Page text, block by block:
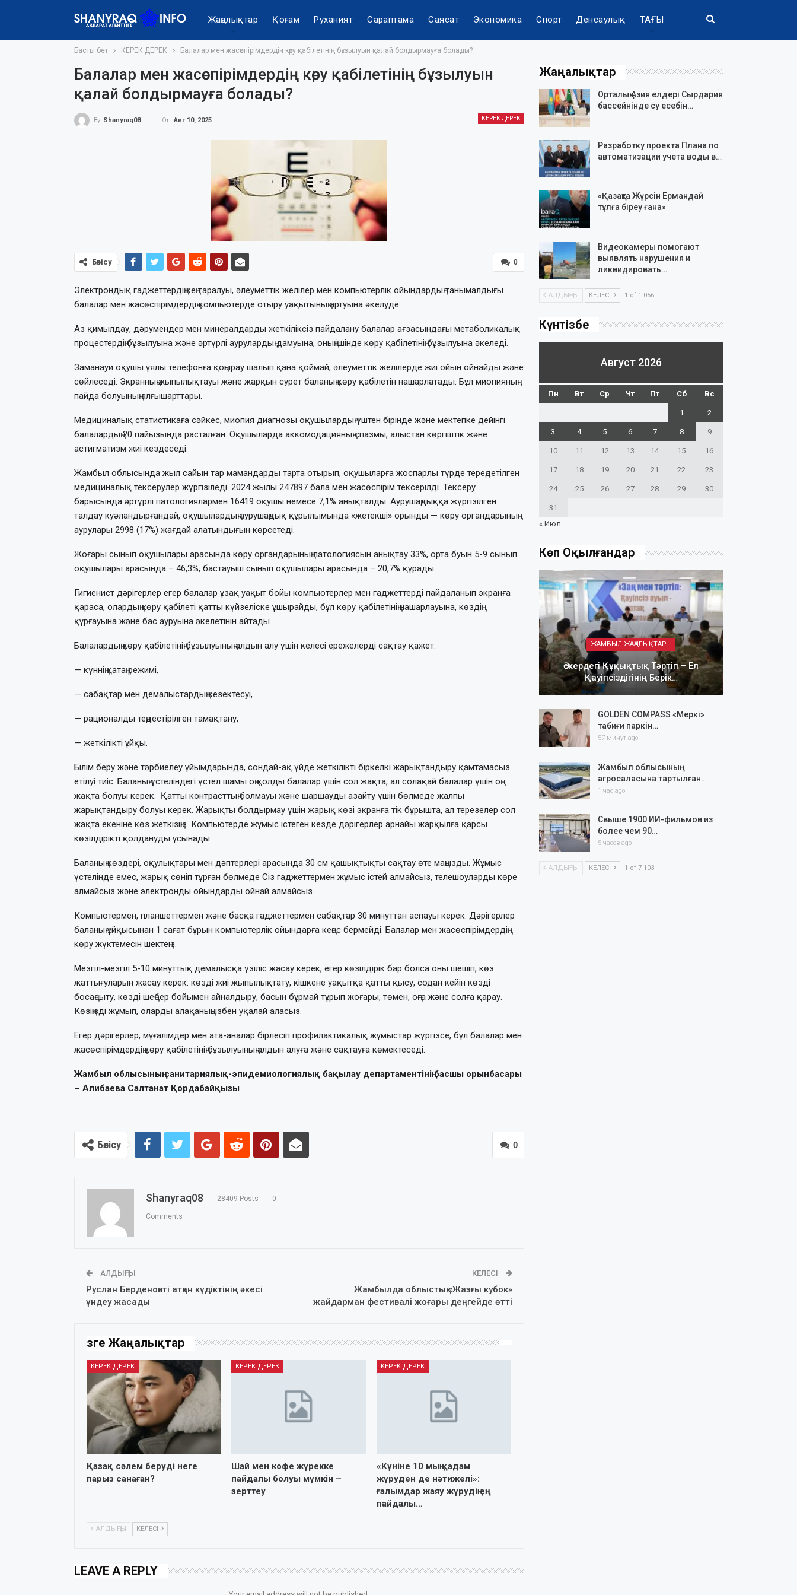
Жаңалықтар Қоғам Руханият Сараптама Саясат Экономика Спорт Денсаулық ТАҒЫ
Басты бет КЕРЕК ДЕРЕК Балалар мен жасөспірімдердің көру қабілетінің бұзылуын қалай болдырмауға болады?
Балалар мен жасөспірімдердің көру қабілетінің бұзылуын
қалай болдырмауға болады?
КЕРЕК ДЕРЕК
By Shanyraq08 On Авг 10, 2025
0
Бөлісу
Электрондық гаджеттердің кең таралуы, әлеуметтік желілер мен компьютерлік ойындардың танымалдығы
балалар мен жасөспірімдердің компьютерде отыру уақытының артуына әкелуде.
Аз қимылдау, дәрумендер мен минералдарды жеткіліксіз пайдалану балалар ағзасындағы метаболикалық
процестердің бұзылуына және әртүрлі аурулардың дамуына, оның ішінде көру қабілетінің бұзылуына әкеледі.
Заманауи оқушы ұялы телефонға қоңырау шалып қана қоймай, әлеуметтік желілерде жиі ойын ойнайды және
сөйлеседі. Экранның жыпылықтауы және жарқын сурет баланың көру қабілетін нашарлатады. Бұл миопияның
пайда болуының алғышарттары.
Медициналық статистикаға сәйкес, миопия диагнозы оқушылардың үштен бірінде және мектепке дейінгі
балалардың 20 пайызында расталған. Оқушыларда аккомодацияның спазмы, алыстан көргіштік және
астигматизм жиі кездеседі.
Жамбыл облысында жыл сайын тар мамандарды тарта отырып, оқушыларға жоспарлы түрде тереңдетілген
медициналық тексерулер жүргізіледі. 2024 жылы 247897 бала мен жасөспірім тексерілді. Тексеру
барысында әртүрлі патологиялармен 16419 оқушы немесе 7,1% анықталды. Аурушаңдыққа жүргізілген
талдау куәландырғандай, оқушылардың аурушаңдық құрылымында «жетекші» орынды — көру органдарының
аурулары 2998 (17%) жағдай алатындығын көрсетеді.
Жоғары сынып оқушылары арасында көру органдарының патологиясын анықтау 33%, орта буын 5-9 сынып
оқушылары арасында – 46,3%, бастауыш сынып оқушылары арасында – 20,7% құрады.
Гигиенист дәрігерлер егер балалар ұзақ уақыт бойы компьютерлер мен гаджеттерді пайдаланып экранға
қараса, олардың көру қабілеті қатты күйзеліске ұшырайды, бұл көру қабілетінің нашарлауына, көздің
құрғауына және бас ауруына әкелетінін айтады.
Балалардың көру қабілетінің бұзылуының алдын алу үшін келесі ережелерді сақтау қажет:
— күннің қатаң режимі,
— сабақтар мен демалыстардың кезектесуі,
— рационалды теңдестірілген тамақтану,
— жеткілікті ұйқы.
Білім беру және тәрбиелеу ұйымдарында, сондай-ақ үйде жеткілікті біркелкі жарықтандыру қамтамасыз
етілуі тиіс. Баланың үстеліндегі үстел шамы оң қолды балалар үшін сол жақта, ал солақай балалар үшін оң
жақта болуы керек. Қатты контрасттың болмауы және шаршауды азайту үшін бөлмеде жалпы
жарықтандыру болуы керек. Жарықты болдырмау үшін жарық көзі экранға тік бұрышта, ал терезелер сол
жақта екеніне көз жеткізіңіз. Компьютерде жұмыс істеген кезде дәрігерлер арнайы жарқылға қарсы
көзілдірікті қолдануды ұсынады.
Баланың көздері, оқулықтары мен дәптерлері арасында 30 см қашықтықты сақтау өте маңызды. Жұмыс
үстелінде емес, жарық сөніп тұрған бөлмеде Сіз гаджеттермен жұмыс істей алмайсыз, телешоуларды көре
алмайсыз және электронды ойындарды ойнай алмайсыз.
Компьютермен, планшеттермен және басқа гаджеттермен сабақтар 30 минуттан аспауы керек. Дәрігерлер
баланың ұйқысынан 1 сағат бұрын компьютерлік ойындарға кеңес бермейді. Балалар мен жасөспірімдердің
көру жүктемесін шектеңіз.
Мезгіл-мезгіл 5-10 минуттық демалысқа үзіліс жасау керек, егер көзілдірік бар болса оны шешіп, көз
жаттығуларын жасау керек: көзді жиі жыпылықтату, кішкене уақытқа қатты қысу, содан кейін көзді
босаңсыту, көзді шеңбер бойымен айналдыру, басын бұрмай тұрып жоғары, төмен, оңға және солға қарау.
Көзіңізді жұмып, оларды алақаныңызбен уқалай аласыз.
Егер дәрігерлер, мұғалімдер мен ата-аналар бірлесіп профилактикалық жұмыстар жүргізсе, бұл балалар мен
жасөспірімдердің көру қабілетінің бұзылуының алдын алуға және сақтауға көмектеседі.
Жамбыл облысының санитариялық-эпидемиологиялық бақылау департаментінің басшы орынбасары
– Алибаева Салтанат Қордабайқызы
0
Бөлісу
Shanyraq08 28409 Posts 0
Comments
АЛДЫҢҒЫ
Руслан Берденовті атқан күдіктінің әкесі
үндеу жасады
КЕЛЕСІ
Жамбылда облыстық «Жазғы кубок»
жайдарман фестивалі жоғары деңгейде өтті
Өзге Жаңалықтар
КЕРЕК ДЕРЕК
Қазақ сәлем беруді неге
парыз санаған?
КЕРЕК ДЕРЕК
Шай мен кофе жүрекке
пайдалы болуы мүмкін –
зерттеу
КЕРЕК ДЕРЕК
«Күніне 10 мың қадам
жүруден де нәтижелі»:
ғалымдар жаяу жүрудің ең
пайдалы…
АЛДЫҢҒЫ КЕЛЕСІ
LEAVE A REPLY
Жаңалықтар
Орталық Азия елдері Сырдария
бассейнінде су есебін…
Разработку проекта Плана по
автоматизации учета воды в…
«Қазақта Жүрсін Ермандай
тұлға біреу ғана»
Видеокамеры помогают
выявлять нарушения и
ликвидировать…
АЛДЫҢҒЫ КЕЛЕСІ 1 of 1 056
Күнтізбе
Август 2026
Пн Вт Ср Чт Пт Сб Вс
1 2
3 4 5 6 7 8 9
10 11 12 13 14 15 16
17 18 19 20 21 22 23
24 25 26 27 28 29 30
31
« Июл
Көп Оқылғандар
ЖАМБЫЛ ЖАҢАЛЫҚТАРЫ
Әскердегі Құқықтық Тәртіп – Ел
Қауіпсіздігінің Берік…
GOLDEN COMPASS «Меркі»
табиғи паркін…
57 минут ago
Жамбыл облысының
агросаласына тартылған…
1 час ago
Свыше 1900 ИИ-фильмов из
более чем 90…
5 часов ago
АЛДЫҢҒЫ КЕЛЕСІ 1 of 7 103